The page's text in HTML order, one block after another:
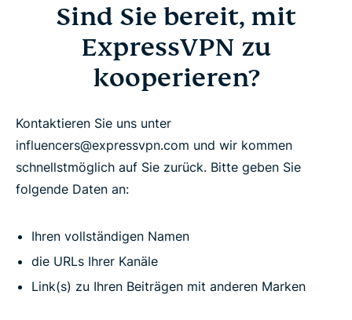
Sind Sie bereit, mit
ExpressVPN zu
kooperieren?
Kontaktieren Sie uns unter
influencers@expressvpn.com und wir kommen
schnellstmöglich auf Sie zurück. Bitte geben Sie
folgende Daten an:
Ihren vollständigen Namen
die URLs Ihrer Kanäle
Link(s) zu Ihren Beiträgen mit anderen Marken